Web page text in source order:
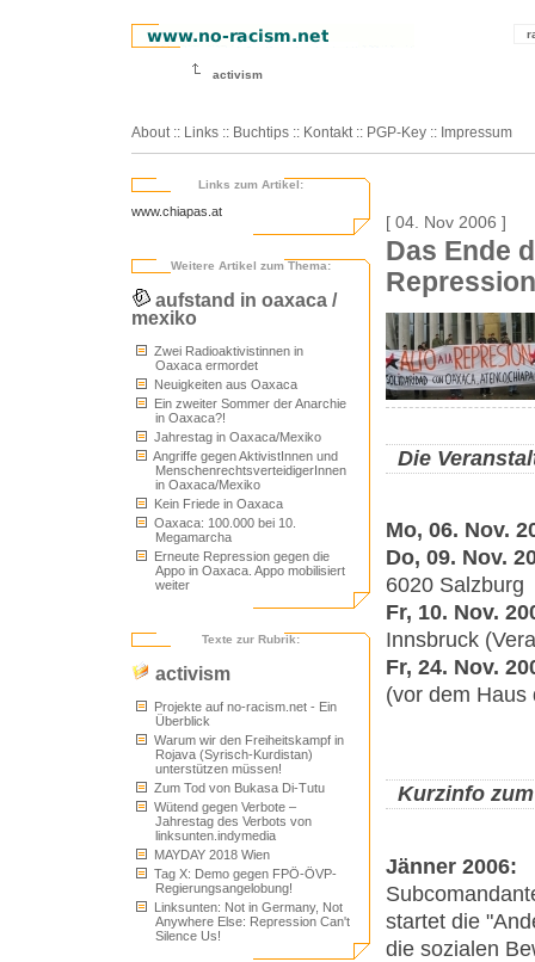
activism
About :: Links :: Buchtips :: Kontakt :: PGP-Key :: Impressum
Links zum Artikel:
www.chiapas.at
Weitere Artikel zum Thema:
aufstand in oaxaca /
mexiko
Zwei Radioaktivistinnen in
Oaxaca ermordet
Neuigkeiten aus Oaxaca
Ein zweiter Sommer der Anarchie
in Oaxaca?!
Jahrestag in Oaxaca/Mexiko
Angriffe gegen AktivistInnen und
MenschenrechtsverteidigerInnen
in Oaxaca/Mexiko
Kein Friede in Oaxaca
Oaxaca: 100.000 bei 10.
Megamarcha
Erneute Repression gegen die
Appo in Oaxaca. Appo mobilisiert
weiter
Texte zur Rubrik:
activism
Projekte auf no-racism.net - Ein
Überblick
Warum wir den Freiheitskampf in
Rojava (Syrisch-Kurdistan)
unterstützen müssen!
Zum Tod von Bukasa Di-Tutu
Wütend gegen Verbote –
Jahrestag des Verbots von
linksunten.indymedia
MAYDAY 2018 Wien
Tag X: Demo gegen FPÖ-ÖVP-
Regierungsangelobung!
Linksunten: Not in Germany, Not
Anywhere Else: Repression Can't
Silence Us!
[ 04. Nov 2006 ]
Das Ende
Die
Mo, 06. Nov.
Do, 09. Nov.
6020 Salzburg
Fr, 10. Nov.
Innsbruck
Fr, 24. Nov.
(vor dem Haus
Kurzinfo
Jänner 2006:
startet die
die sozialen